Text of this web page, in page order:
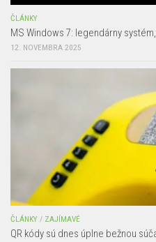
ČLÁNKY
MS Windows 7: legendárny
12. NOVEMBRA 2025
ČLÁNKY / ZAJÍMAVÉ
QR kódy sú dnes úplne bežnou